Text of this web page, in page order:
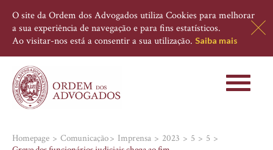
O site da Ordem dos Advogados utiliza Cookies para melhorar
a sua experiência de navegação e para fins estatísticos.
Ao visitar-nos está a consentir a sua utilização. Saiba mais
Toggle
Homepage Comunicação Imprensa 2023 5
5